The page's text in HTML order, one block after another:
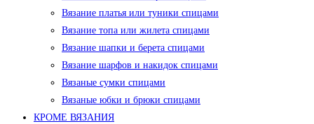
Вязание платья или туники спицами
Вязание топа или жилета спицами
Вязание шапки и берета спицами
Вязание шарфов и накидок спицами
Вязаные сумки спицами
Вязаные юбки и брюки спицами
КРОМЕ ВЯЗАНИЯ